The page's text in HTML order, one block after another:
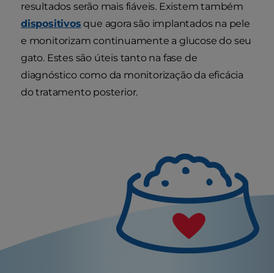
resultados serão mais fiáveis. Existem também
dispositivos que agora são implantados na pele
e monitorizam continuamente a glucose do seu
gato. Estes são úteis tanto na fase de
diagnóstico como da monitorização da eficácia
do tratamento posterior.